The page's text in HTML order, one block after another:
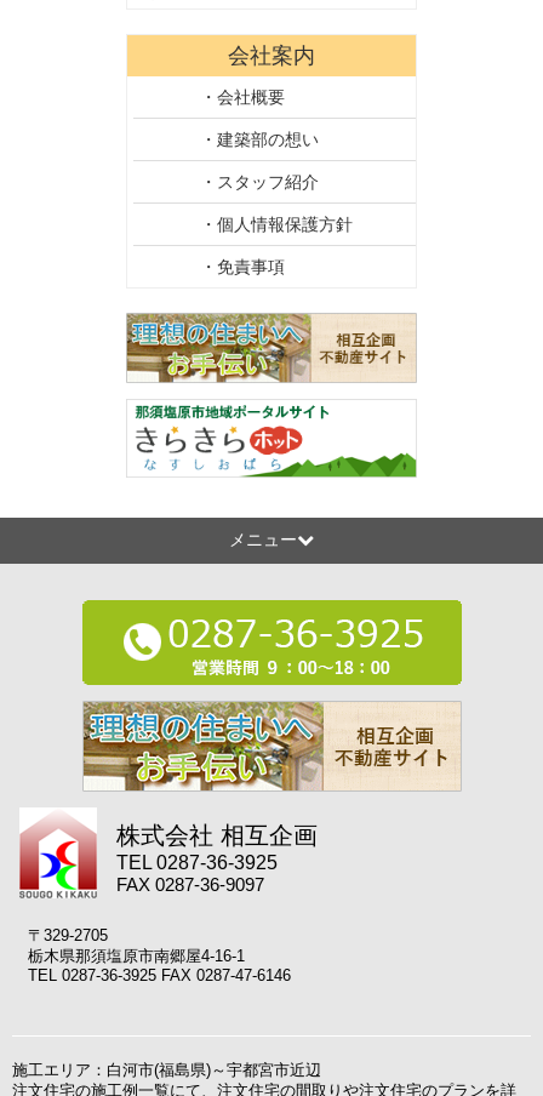
会社案内
・会社概要
・建築部の想い
・スタッフ紹介
・個人情報保護方針
・免責事項
メニュー
株式会社 相互企画
TEL 0287-36-3925
FAX 0287-36-9097
〒329-2705
栃木県那須塩原市南郷屋4-16-1
TEL 0287-36-3925 FAX 0287-47-6146
施工エリア：白河市(福島県)～宇都宮市近辺
注文住宅の施工例一覧にて、注文住宅の間取りや注文住宅のプランを詳